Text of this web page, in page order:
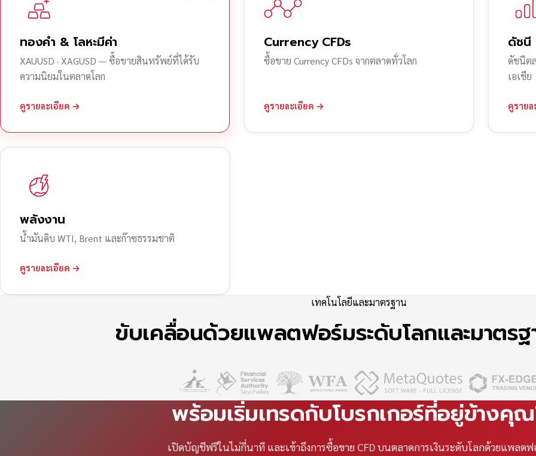
ทองคำ & โลหะมีค่า
XAUUSD · XAGUSD — ซื้อขายสินทรัพย์ที่ได้รับ
ความนิยมในตลาดโลก
ดูรายละเอียด →
Currency CFDs
ซื้อขาย Currency CFDs จากตลาดทั่วโลก
ดูรายละเอียด →
ดัชนี
ดัชนีต
เอเชีย
ดูราย
พลังงาน
น้ำมันดิบ WTI, Brent และก๊าซธรรมชาติ
ดูรายละเอียด →
เทคโนโลยีและมาตรฐาน
ขับเคลื่อนด้วยแพลตฟอร์มระดับโลกและมาตรฐ
พร้อมเริ่มเทรดกับโบรกเกอร์ที่อยู่ข้างคุ
เปิดบัญชีฟรีในไม่กี่นาที และเข้าถึงการซื้อขาย CFD บนตลาดการเงินระดับโลกด้วยแพลตฟ